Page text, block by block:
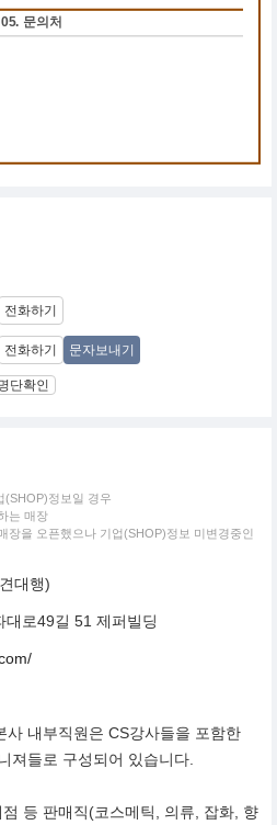
05. 문의처
전화하기
전화하기 문자보내기
단확인
(SHOP)정보일 경우
는 매장
장을 오픈했으나 기업(SHOP)정보 미변경중인
대행)
대로49길 51 제퍼빌딩
내부직원은 CS강사들을 포함한
져들로 구성되어 있습니다.
등 판매직(코스메틱, 의류, 잡화, 향